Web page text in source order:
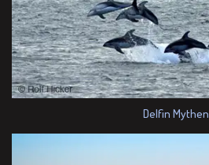
Delfin Mythen